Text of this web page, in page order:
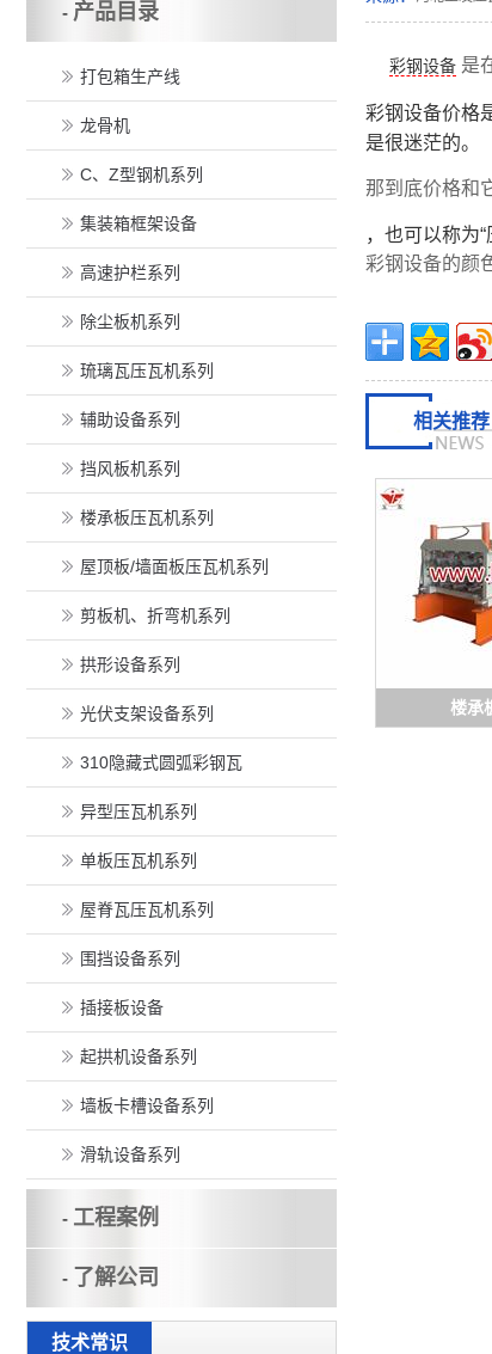
彩钢设备 是
彩钢设备价格
是很迷茫的。
那到底价格和
，也可以称为
彩钢设备的颜
相关推荐
楼承
- 产品目录
打包箱生产线
龙骨机
C、Z型钢机系列
集装箱框架设备
高速护栏系列
除尘板机系列
琉璃瓦压瓦机系列
辅助设备系列
挡风板机系列
楼承板压瓦机系列
屋顶板/墙面板压瓦机系列
剪板机、折弯机系列
拱形设备系列
光伏支架设备系列
310隐藏式圆弧彩钢瓦
异型压瓦机系列
单板压瓦机系列
屋脊瓦压瓦机系列
围挡设备系列
插接板设备
起拱机设备系列
墙板卡槽设备系列
滑轨设备系列
- 工程案例
- 了解公司
技术常识